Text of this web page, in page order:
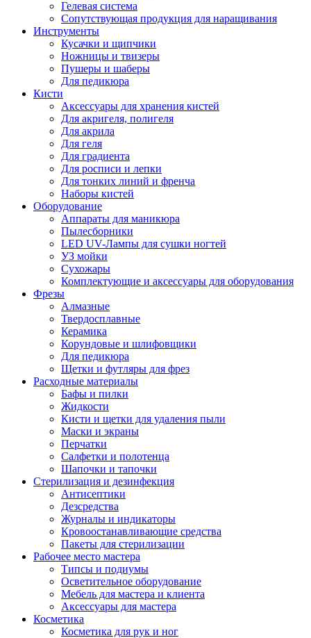
Гелевая система
Сопутствующая продукция для наращивания
Инструменты
Кусачки и щипчики
Ножницы и твизеры
Пушеры и шаберы
Для педикюра
Кисти
Аксессуары для хранения кистей
Для акригеля, полигеля
Для акрила
Для геля
Для градиента
Для росписи и лепки
Для тонких линий и френча
Наборы кистей
Оборудование
Аппараты для маникюра
Пылесборники
LED UV-Лампы для сушки ногтей
УЗ мойки
Сухожары
Комплектующие и аксессуары для оборудования
Фрезы
Алмазные
Твердосплавные
Керамика
Корундовые и шлифовщики
Для педикюра
Щетки и футляры для фрез
Расходные материалы
Бафы и пилки
Жидкости
Кисти и щетки для удаления пыли
Маски и экраны
Перчатки
Салфетки и полотенца
Шапочки и тапочки
Стерилизация и дезинфекция
Антисептики
Дезсредства
Журналы и индикаторы
Кровоостанавливающие средства
Пакеты для стерилизации
Рабочее место мастера
Типсы и подиумы
Осветительное оборудование
Мебель для мастера и клиента
Аксессуары для мастера
Косметика
Косметика для рук и ног